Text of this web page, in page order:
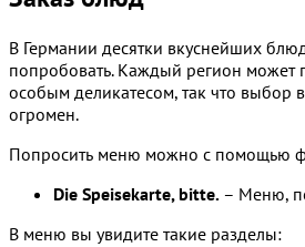
В Германии десятки вкуснейших
попробовать. Каждый регион может
особым деликатесом, так что выбор
огромен.
Попросить меню можно с помощью
Die Speisekarte, bitte. – Меню,
В меню вы увидите такие разделы: